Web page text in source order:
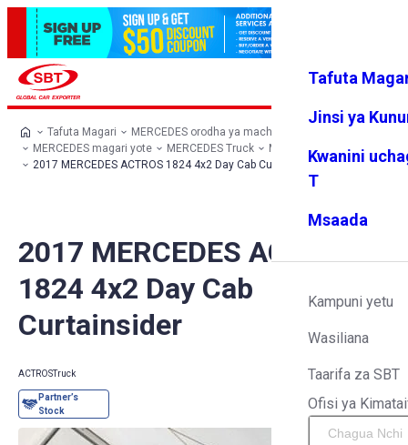
Vipendw
Menyu
Tafuta
Jinsi ya
Kwanini
T
Msaada
Kampuni yetu
Wasiliana
Taarifa za SBT
Ofisi ya
Tafuta Magari
MERCEDES orodha ya machaguo
MERCEDES magari yote
MERCEDES Truck
MERCEDES ACTROS
2017 MERCEDES ACTROS 1824 4x2 Day Cab Curtainsider
2017 MERCEDES ACTROS
1824 4x2 Day Cab
Curtainsider
ACTROSTruck